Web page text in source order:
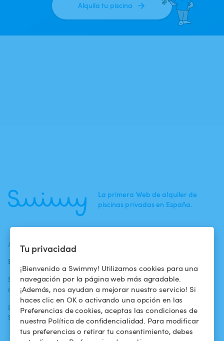
Tu privacidad
¡Bienvenido a Swimmy! Utilizamos cookies para una
navegación por la página web más agradable.
¡Además, nos ayudan a mejorar nuestro servicio! Si
haces clic en OK o activando una opción en las
Preferencias de cookies, aceptas las condiciones de
nuestra Política de confidencialidad. Para modificar
tus preferencias o retirar tu consentimiento, debes
Alquila tu piscina
La primera Web de alquiler de
piscinas privadas en España.
ACTUALIDADES
Blog
Swimmy en los
medios
La aventura
Swimmy
Para los
propietarios
Alquilar mi
piscina
¿Cómo funciona?
Condiciones de
uso
Política de
confidencialidad
Aviso legal